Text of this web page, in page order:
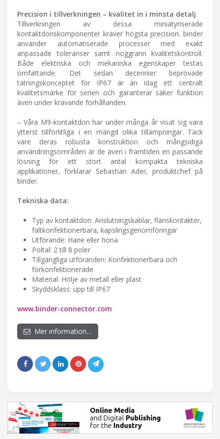
Precision i tillverkningen – kvalitet in i minsta detalj
Tillverkningen av dessa miniatyriserade
kontaktdonskomponenter kräver högsta precision. binder
använder automatiserade processer med exakt
anpassade toleranser samt noggrann kvalitetskontroll.
Både elektriska och mekaniska egenskaper testas
omfattande. Det sedan decennier beprövade
tätningskonceptet för IP67 är än idag ett centralt
kvalitetsmärke för serien och garanterar säker funktion
även under krävande förhållanden.
– Våra M9-kontaktdon har under många år visat sig vara
ytterst tillförlitliga i en mängd olika tillämpningar. Tack
vare deras robusta konstruktion och mångsidiga
användningsområden är de även i framtiden en passande
lösning för ett stort antal kompakta tekniska
applikationer, förklarar Sebastian Ader, produktchef på
binder.
Tekniska data:
Typ av kontaktdon: Anslutningskablar, flänskontakter,
fältkonfektionerbara, kapslingsgenomföringar
Utförande: Hane eller hona
Poltal: 2 till 8 poler
Tillgängliga utföranden: Konfektionerbara och
förkonfektionerade
Material: Hölje av metall eller plast
Skyddsklass: upp till IP67
www.binder-connector.com
Mer information…